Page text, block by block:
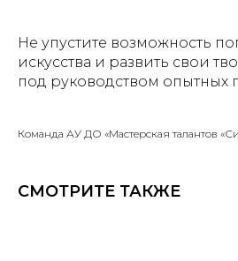
Не упустите возможность
искусства и развить свои
под руководством опытных
Команда АУ ДО «Мастерская талантов
СМОТРИТЕ ТАКЖЕ